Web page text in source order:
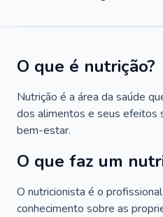
O que é nutrição?
Nutrição é a área da saúde
dos alimentos e seus efeitos
bem-estar.
O que faz um
O nutricionista é o
conhecimento sobre as